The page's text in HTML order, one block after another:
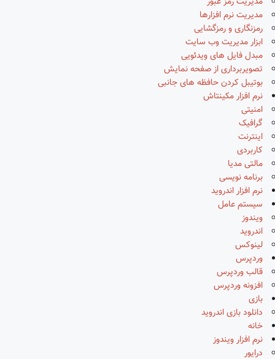
مدیریت نرم افزارها
رمزنگاری و رمزگشایی
ابزار مدیریت وب سایت
مبدل فایل های ویدئویی
تصویربرداری از صفحه نمایش
بوتیبل کردن حافظه های جانبی
نرم افزار مکینتاش
امنیتی
گرافیک
اینترنت
کاربردی
مالتی مدیا
برنامه نویسی
نرم افزار اندروید
سیستم عامل
ویندوز
اندروید
لینوکس
وردپرس
قالب وردپرس
افزونه وردپرس
بازی
دانلود بازی اندروید
خانه
نرم افزار ویندوز
درایور